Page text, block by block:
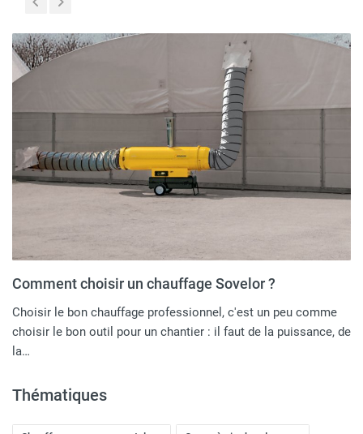
Comment choisir un chauffage Sovelor ?
Choisir le bon chauffage professionnel, c'est un peu comme
choisir le bon outil pour un chantier : il faut de la puissance, de
la…
Thématiques